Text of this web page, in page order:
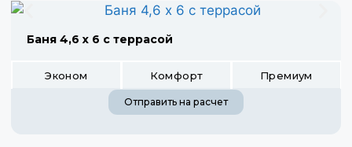
Баня 4,6 х 6 с террасой
Эконом Комфорт Премиум
Отправить на расчет